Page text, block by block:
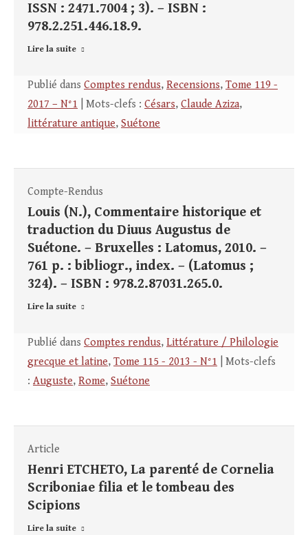
ISSN : 2471.7004 ; 3). – ISBN :
978.2.251.446.18.9.
Lire la suite
Publié dans Comptes rendus, Recensions, Tome 119 -
2017 – N°1 | Mots-clefs : Césars, Claude Aziza,
littérature antique, Suétone
Compte-Rendus
Louis (N.), Commentaire historique et
traduction du Diuus Augustus de
Suétone. – Bruxelles : Latomus, 2010. –
761 p. : bibliogr., index. – (Latomus ;
324). – ISBN : 978.2.87031.265.0.
Lire la suite
Publié dans Comptes rendus, Littérature / Philologie
grecque et latine, Tome 115 - 2013 - N°1 | Mots-clefs
: Auguste, Rome, Suétone
Article
Henri ETCHETO, La parenté de Cornelia
Scriboniae filia et le tombeau des
Scipions
Lire la suite